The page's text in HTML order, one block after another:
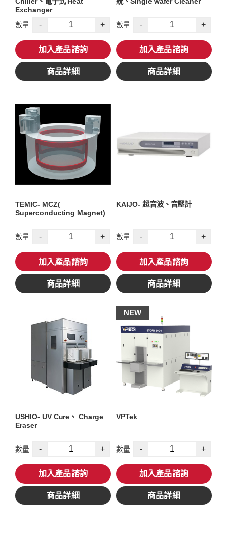
Exchanger
數量
- +
加入產品諮詢
商品詳細
數量 - +
加入產品諮詢
商品詳細
TEMIC- MCZ(
Superconducting Magnet)
數量 - +
加入產品諮詢
商品詳細
KAIJO- 超音波、音壓計
數量 - +
加入產品諮詢
商品詳細
USHIO- UV Cure、 Charge
Eraser
數量 - +
加入產品諮詢
商品詳細
NEW
VPTek
數量 - +
加入產品諮詢
商品詳細